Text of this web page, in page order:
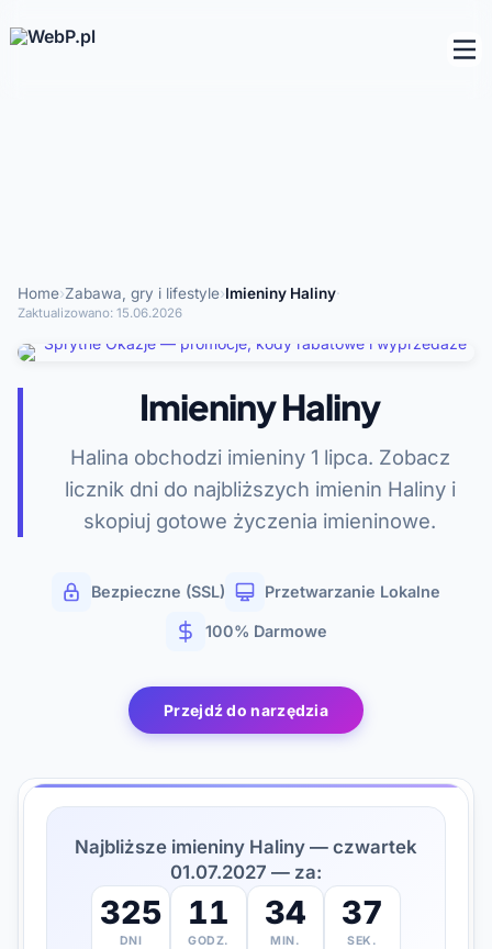
Home›Zabawa, gry i lifestyle›Imieniny Haliny·
Zaktualizowano: 15.06.2026
Imieniny Haliny
Halina obchodzi imieniny 1 lipca. Zobacz
licznik dni do najbliższych imienin Haliny i
skopiuj gotowe życzenia imieninowe.
Bezpieczne (SSL) Przetwarzanie Lokalne
100% Darmowe
Przejdź do narzędzia
Najbliższe imieniny Haliny — czwartek
01.07.2027 — za:
325
DNI
11
GODZ.
34
MIN.
36
SEK.